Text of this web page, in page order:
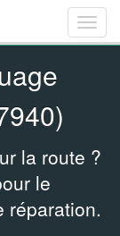
Bar
Bar
Bar
la route ?
le
réparation.